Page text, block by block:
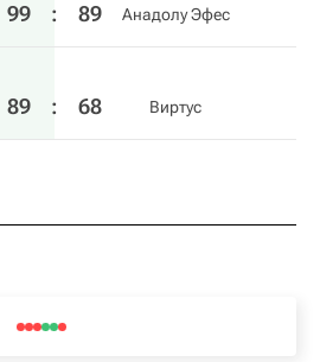
99 : 89 Анадолу Эфес
89 : 68 Виртус